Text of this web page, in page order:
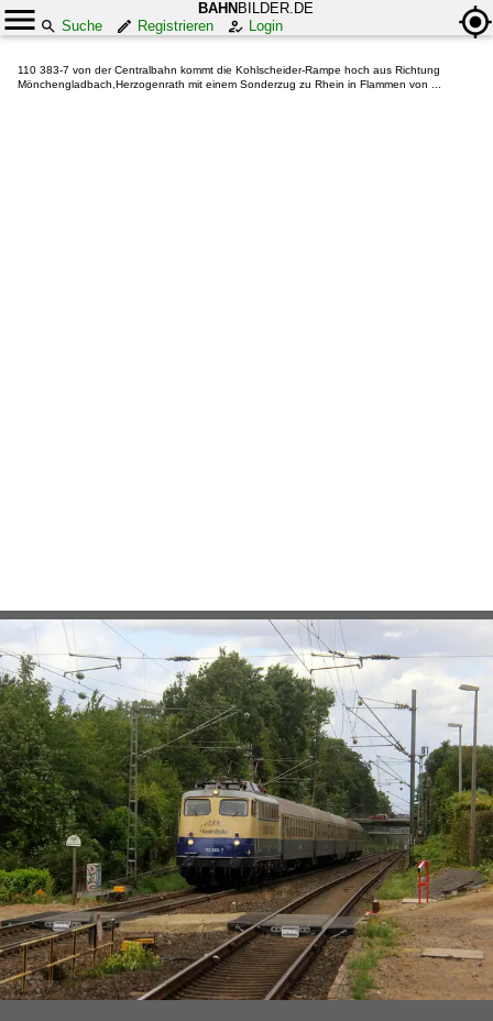
BAHN BILDER.DE
Suche
Registrieren Login
110 383-7 von der Centralbahn kommt die Kohlscheider-Rampe hoch aus Richtung
Mönchengladbach,Herzogenrath mit einem Sonderzug zu Rhein in Flammen von ...